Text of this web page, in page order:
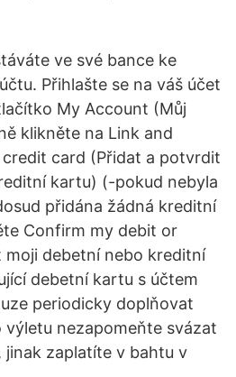
ve své bance ke
Přihlašte se na váš účet
My Account (Můj
klikněte na Link and
card (Přidat a potvrdit
kartu) (-pokud nebyla
přidána žádná kreditní
Confirm my debit or
debetní nebo kreditní
debetní kartu s účtem
periodicky doplňovat
výletu nezapomeňte svázat
jinak zaplatíte v bahtu v